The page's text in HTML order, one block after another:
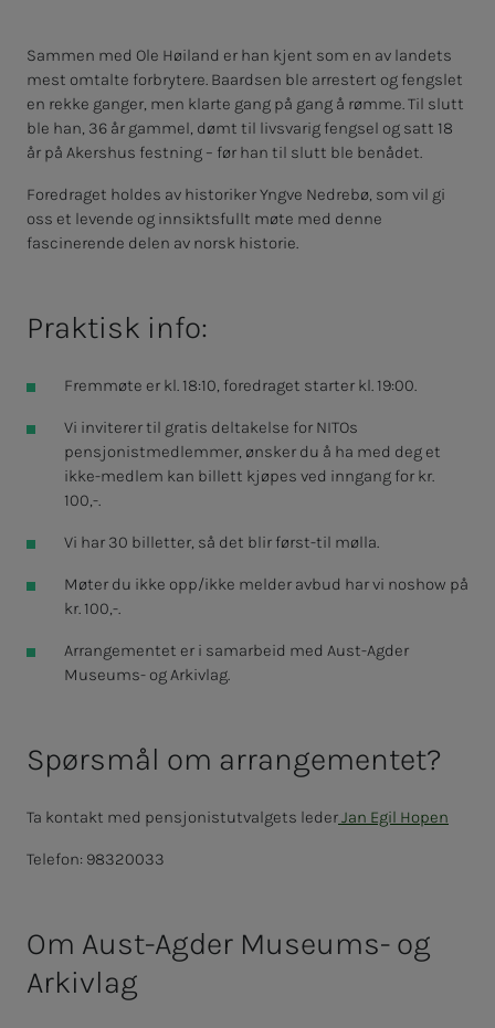
Sammen med Ole Høiland er han kjent som en av landets
mest omtalte forbrytere. Baardsen ble arrestert og fengslet
en rekke ganger, men klarte gang på gang å rømme. Til slutt
ble han, 36 år gammel, dømt til livsvarig fengsel og satt 18
år på Akershus festning – før han til slutt ble benådet.
Foredraget holdes av historiker Yngve Nedrebø, som vil gi
oss et levende og innsiktsfullt møte med denne
fascinerende delen av norsk historie.
Praktisk info:
Fremmøte er kl. 18:10, foredraget starter kl. 19:00.
Vi inviterer til gratis deltakelse for NITOs
pensjonistmedlemmer, ønsker du å ha med deg et
ikke-medlem kan billett kjøpes ved inngang for kr.
100,-.
Vi har 30 billetter, så det blir først-til mølla.
Møter du ikke opp/ikke melder avbud har vi noshow på
kr. 100,-.
Arrangementet er i samarbeid med Aust-Agder
Museums- og Arkivlag.
Spørsmål om arrangementet?
Ta kontakt med pensjonistutvalgets leder Jan Egil Hopen
Telefon: 98320033
Om Aust-Agder Museums- og
Arkivlag